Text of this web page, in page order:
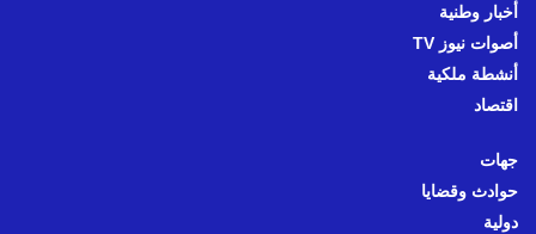
أخبار وطنية
أصوات نيوز TV
أنشطة ملكية
اقتصاد
جهات
حوادث وقضايا
دولية